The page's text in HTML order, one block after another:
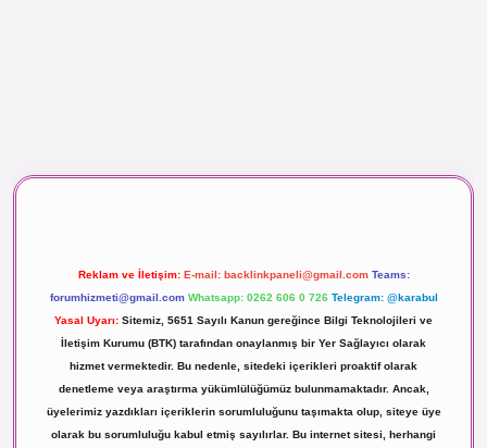
Reklam ve İletişim: E-mail: backlinkpaneli@gmail.com Teams:
forumhizmeti@gmail.com Whatsapp: 0262 606 0 726 Telegram: @karabul
Yasal Uyarı: Sitemiz, 5651 Sayılı Kanun gereğince Bilgi Teknolojileri ve
İletişim Kurumu (BTK) tarafından onaylanmış bir Yer Sağlayıcı olarak
hizmet vermektedir. Bu nedenle, sitedeki içerikleri proaktif olarak
denetleme veya araştırma yükümlülüğümüz bulunmamaktadır. Ancak,
üyelerimiz yazdıkları içeriklerin sorumluluğunu taşımakta olup, siteye üye
olarak bu sorumluluğu kabul etmiş sayılırlar. Bu internet sitesi, herhangi